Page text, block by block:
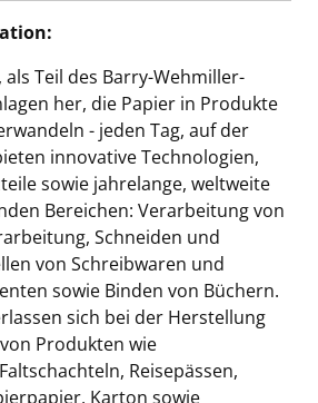
als Teil des Barry-Wehmiller-
her, die Papier in Produkte
- jeden Tag, auf der
innovative Technologien,
sowie jahrelange, weltweite
Bereichen: Verarbeitung von
Schneiden und
von Schreibwaren und
sowie Binden von Büchern.
sich bei der Herstellung
Produkten wie
Reisepässen,
Karton sowie